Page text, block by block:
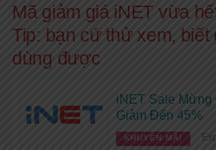
Mã giảm giá iNET vừa
Tip: bạn cứ thử xem, biết
dùng được
iNET Sale
Giảm Đến 45%
KHUYẾN MÃI